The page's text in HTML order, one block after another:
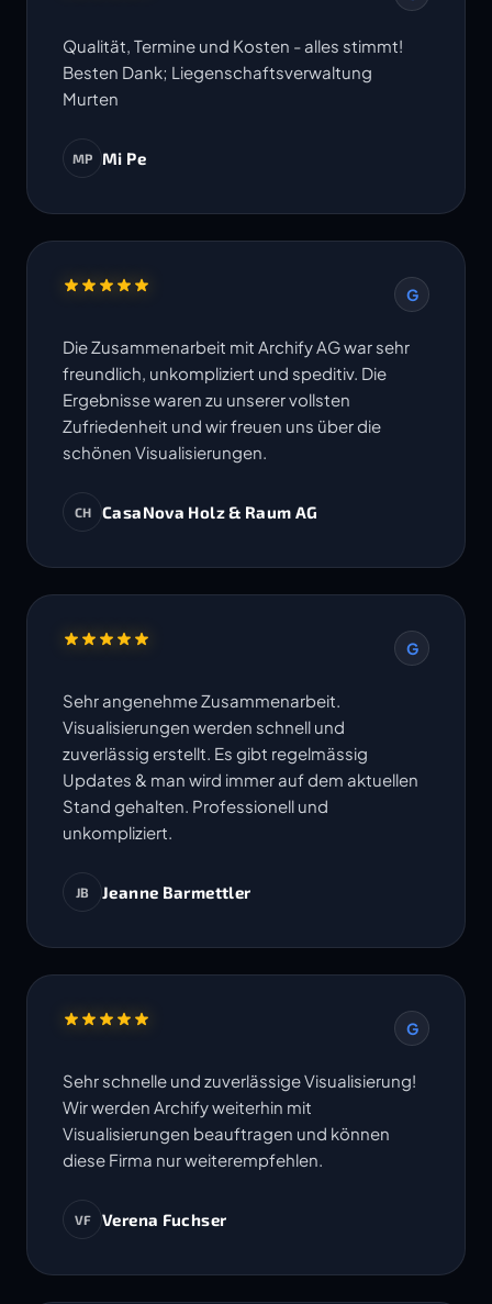
Qualität, Termine und Kosten - alles stimmt!
Besten Dank; Liegenschaftsverwaltung
Murten
MP Mi Pe
G
Die Zusammenarbeit mit Archify AG war sehr
freundlich, unkompliziert und speditiv. Die
Ergebnisse waren zu unserer vollsten
Zufriedenheit und wir freuen uns über die
schönen Visualisierungen.
CH CasaNova Holz & Raum AG
G
Sehr angenehme Zusammenarbeit.
Visualisierungen werden schnell und
zuverlässig erstellt. Es gibt regelmässig
Updates & man wird immer auf dem aktuellen
Stand gehalten. Professionell und
unkompliziert.
JB Jeanne Barmettler
G
Sehr schnelle und zuverlässige Visualisierung!
Wir werden Archify weiterhin mit
Visualisierungen beauftragen und können
diese Firma nur weiterempfehlen.
VF Verena Fuchser